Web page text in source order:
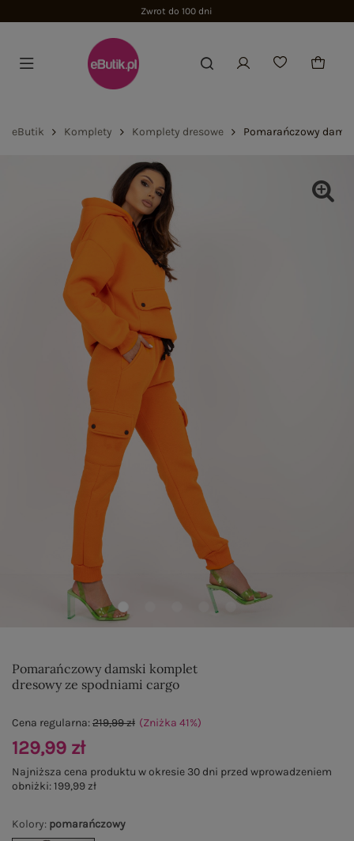
eButik Komplety Komplety dresowe Pomarańczowy
Pomarańczowy damski komplet
dresowy ze spodniami cargo
Kolory: pomarańczowy
Cena regularna:219,99 zł (Zniżka 41%)
129,99 zł
Najniższa cena produktu w okresie 30 dni przed wprowadzeniem
obniżki:199,99 zł